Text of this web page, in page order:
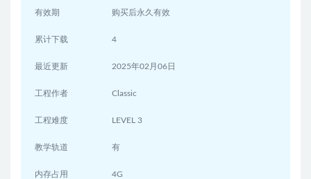
有效期 购买后永久有效
累计下载 4
最近更新 2025年02月06日
工程作者 Classic
工程难度 LEVEL 3
教学轨道 有
内存占用 4G